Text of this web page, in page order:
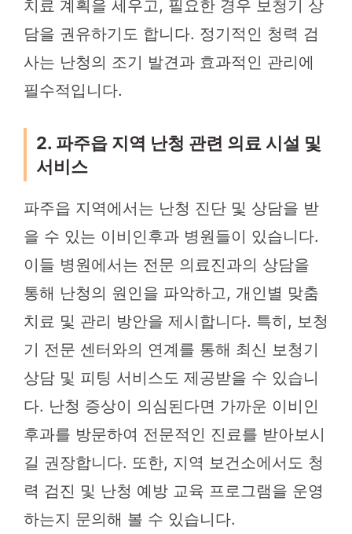
치료 계획을 세우고, 필요한 경우 보청기 상
담을 권유하기도 합니다. 정기적인 청력 검
사는 난청의 조기 발견과 효과적인 관리에
필수적입니다.
2. 파주읍 지역 난청 관련 의료 시설 및
서비스
파주읍 지역에서는 난청 진단 및 상담을 받
을 수 있는 이비인후과 병원들이 있습니다.
이들 병원에서는 전문 의료진과의 상담을
통해 난청의 원인을 파악하고, 개인별 맞춤
치료 및 관리 방안을 제시합니다. 특히, 보청
기 전문 센터와의 연계를 통해 최신 보청기
상담 및 피팅 서비스도 제공받을 수 있습니
다. 난청 증상이 의심된다면 가까운 이비인
후과를 방문하여 전문적인 진료를 받아보시
길 권장합니다. 또한, 지역 보건소에서도 청
력 검진 및 난청 예방 교육 프로그램을 운영
하는지 문의해 볼 수 있습니다.